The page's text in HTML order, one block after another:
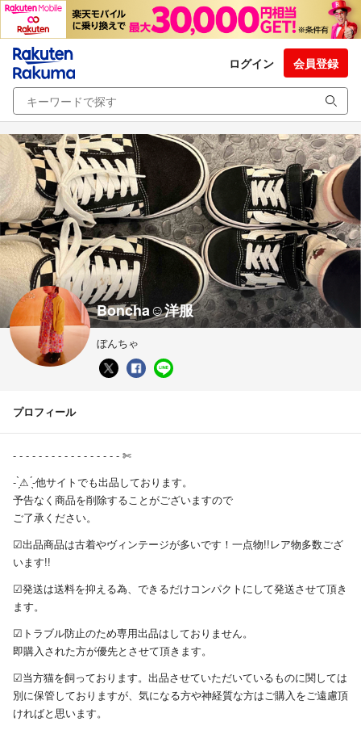
ログイン 会員登録
Boncha︎︎︎︎☺︎洋服
ぼんちゃ
プロフィール
- - - - - - - - - - - - - - - - - ✄
- ̗̀⚠︎ ̖́-他サイトでも出品しております。
予告なく商品を削除することがございますので
ご了承ください。
︎︎︎︎☑︎出品商品は古着やヴィンテージが多いです！一点物!!レア物多数ござ
います!!
︎︎︎︎☑︎発送は送料を抑える為、できるだけコンパクトにして発送させて頂き
ます。
︎︎︎︎☑︎トラブル防止のため専用出品はしておりません。
即購入された方が優先とさせて頂きます。
︎︎︎︎☑︎当方猫を飼っております。出品させていただいているものに関しては
別に保管しておりますが、気になる方や神経質な方はご購入をご遠慮頂
ければと思います。